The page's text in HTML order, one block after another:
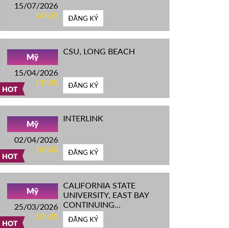
15/07/2026
14h21
ĐĂNG KÝ
HOT
Mỹ
15/04/2026
11h00
CSU, LONG BEACH
ĐĂNG KÝ
HOT
Mỹ
02/04/2026
14h00
INTERLINK
ĐĂNG KÝ
HOT
Mỹ
25/03/2026
10h00
CALIFORNIA STATE
UNIVERSITY, EAST BAY
CONTINUING
EDUCATION
ĐĂNG KÝ